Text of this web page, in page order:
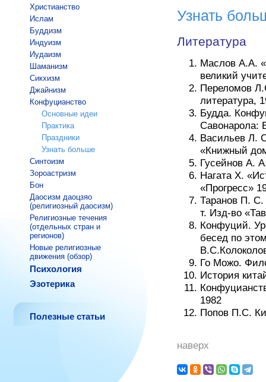
Христианство
Ислам
Буддизм
Индуизм
Иудаизм
Шаманизм
Сикхизм
Джайнизм
Конфуцианство
Основные идеи
Практика
Праздники
Узнать больше
Синтоизм
Зороастризм
Бон
Даосизм даоцзяо
(религиозный даосизм)
Религиозные течения
(отдельных стран и
регионов)
Новые религиозные
движения (обзор)
Психология
Эзотерика
Полезные статьи
Узнать
Литература
Маслов А.А.
великий
Переломов
литература,
Будда.
Савонарола:
Васильев Л.
«Книжный
Гусейнов А.
Нагата Х.
«Прогресс»
Таранов П.
т. Изд-во
Конфуций.
бесед по
Го Можо.
История
1982
Попов П.С.
наверх